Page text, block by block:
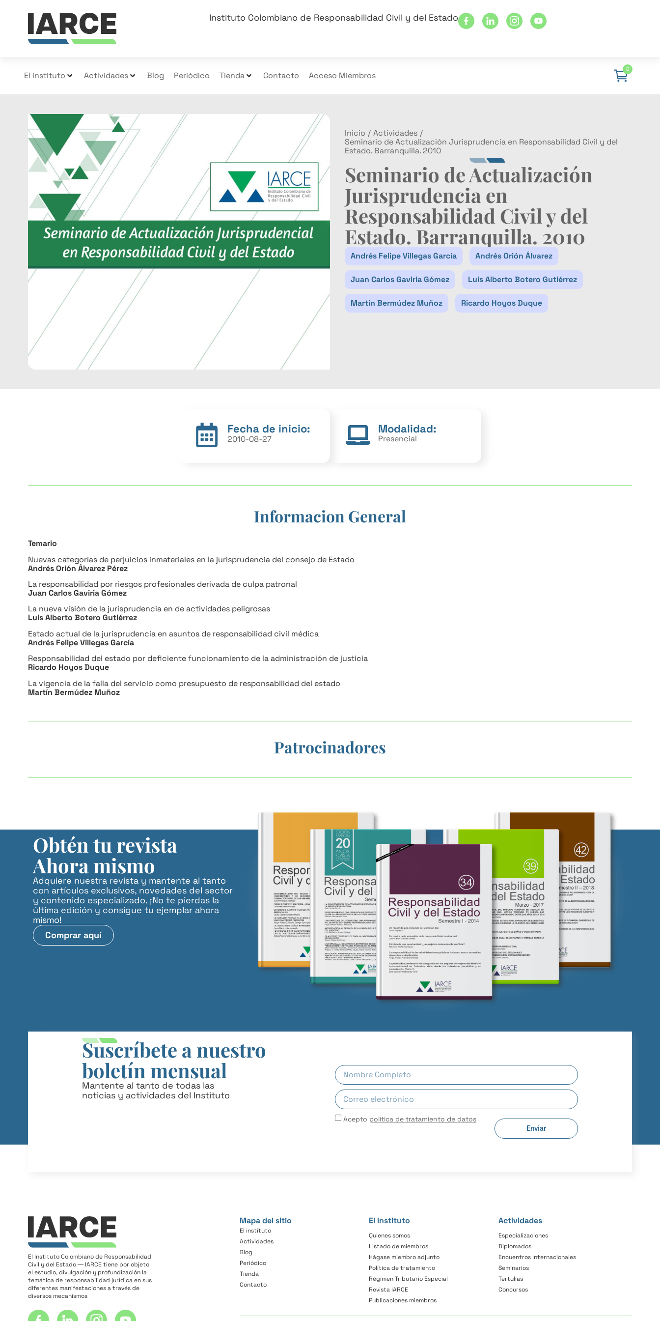
Instituto Colombiano de Responsabilidad Civil y del Estado
El instituto Actividades Blog Periódico Tienda Contacto Acceso Miembros
0
Inicio / Actividades /
Seminario de Actualización Jurisprudencia en Responsabilidad Civil y del
Estado. Barranquilla. 2010
Seminario de Actualización
Jurisprudencia en
Responsabilidad Civil y del
Estado. Barranquilla. 2010
Andrés Felipe Villegas García Andrés Orión Álvarez
Juan Carlos Gaviria Gómez Luis Alberto Botero Gutiérrez
Martín Bermúdez Muñoz Ricardo Hoyos Duque
Fecha de inicio:
2010-08-27
Modalidad:
Presencial
Informacion General
Temario
Nuevas categorías de perjuicios inmateriales en la jurisprudencia del consejo de Estado
Andrés Orión Álvarez Pérez
La responsabilidad por riesgos profesionales derivada de culpa patronal
Juan Carlos Gaviria Gómez
La nueva visión de la jurisprudencia en de actividades peligrosas
Luis Alberto Botero Gutiérrez
Estado actual de la jurisprudencia en asuntos de responsabilidad civil médica
Andrés Felipe Villegas García
Responsabilidad del estado por deficiente funcionamiento de la administración de justicia
Ricardo Hoyos Duque
La vigencia de la falla del servicio como presupuesto de responsabilidad del estado
Martín Bermúdez Muñoz
Patrocinadores
Obtén tu revista
Ahora mismo
Adquiere nuestra revista y mantente al tanto
con artículos exclusivos, novedades del sector
y contenido especializado. ¡No te pierdas la
última edición y consigue tu ejemplar ahora
mismo!
Comprar aquí
Suscríbete a nuestro
boletín mensual
Mantente al tanto de todas las
noticias y actividades del Instituto
Acepto política de tratamiento de datos
Enviar
El Instituto Colombiano de Responsabilidad
Civil y del Estado ― IARCE tiene por objeto
el estudio, divulgación y profundización la
temática de responsabilidad jurídica en sus
diferentes manifestaciones a través de
diversos mecanismos
Mapa del sitio
El instituto
Actividades
Blog
Periódico
Tienda
Contacto
El Instituto
Quienes somos
Listado de miembros
Hágase miembro adjunto
Política de tratamiento
Régimen Tributario Especial
Revista IARCE
Publicaciones miembros
Actividades
Especializaciones
Diplomados
Encuentros Internacionales
Seminarios
Tertulias
Concursos